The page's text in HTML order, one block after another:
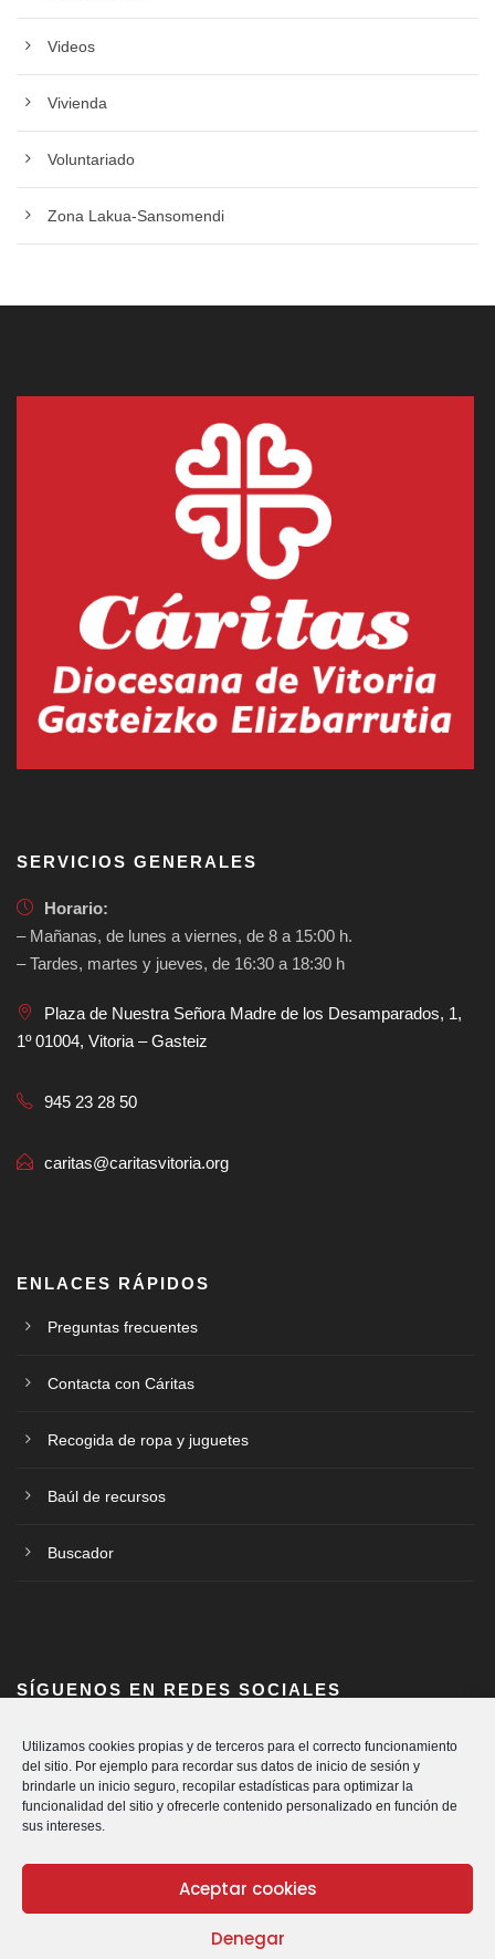
Utilizamos cookies propias y de terceros para el correcto funcionamiento
del sitio. Por ejemplo para recordar sus datos de inicio de sesión y
brindarle un inicio seguro, recopilar estadísticas para optimizar la
funcionalidad del sitio y ofrecerle contenido personalizado en función de
sus intereses.
Aceptar cookies
Denegar
Videos
Vivienda
Voluntariado
Zona Lakua-Sansomendi
SERVICIOS GENERALES
Horario:
– Mañanas, de lunes a viernes, de 8 a 15:00 h.
– Tardes, martes y jueves, de 16:30 a 18:30 h
Plaza de Nuestra Señora Madre de los Desamparados, 1,
1º 01004, Vitoria – Gasteiz
945 23 28 50
caritas@caritasvitoria.org
ENLACES RÁPIDOS
Preguntas frecuentes
Contacta con Cáritas
Recogida de ropa y juguetes
Baúl de recursos
Buscador
SÍGUENOS EN REDES SOCIALES
© Cáritas Diocesana de Vitoria.